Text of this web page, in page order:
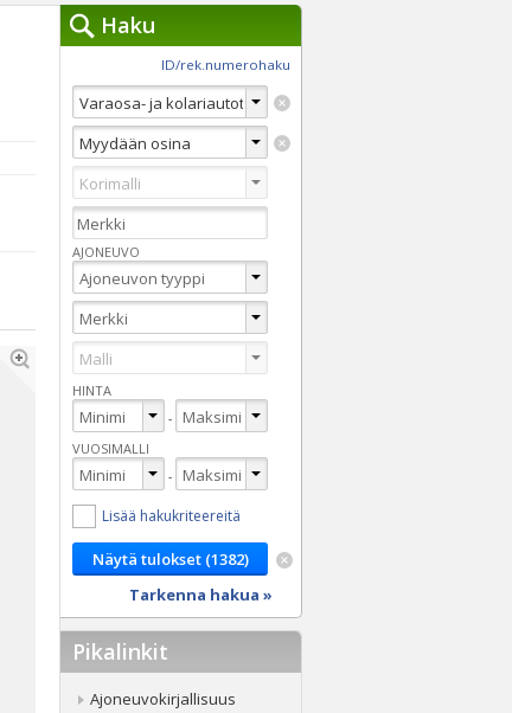
Haku
ID/rek.numerohaku
AJONEUVO
HINTA
-
VUOSIMALLI
-
Lisää hakukriteereitä
Tarkenna hakua »
Pikalinkit
Ajoneuvokirjallisuus